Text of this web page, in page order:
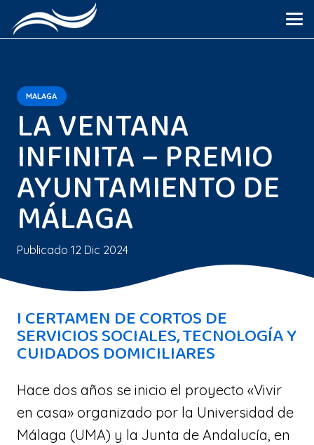
MALAGA
LA VENTANA
INFINITA – PREMIO
AYUNTAMIENTO DE
MÁLAGA
Publicado 12 Dic 2024
I CERTAMEN DE CORTOS DE
SERVICIOS SOCIALES, TECNOLOGÍA Y
CUIDADOS DOMICILIARES
Hace dos años se inicio el proyecto «Vivir
en casa» organizado por la Universidad de
Málaga (UMA) y la Junta de Andalucía, en